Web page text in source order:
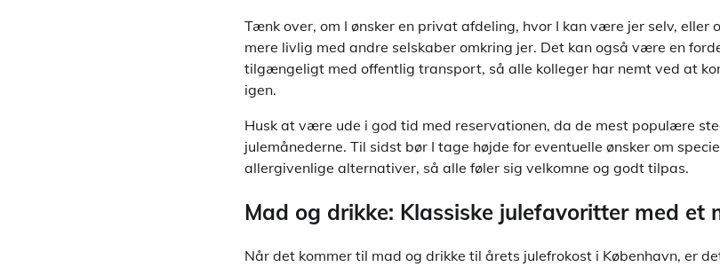
Tænk over, om I ønsker en privat afdeling, hvor I kan være jer selv, eller
mere livlig med andre selskaber omkring jer. Det kan også være en
tilgængeligt med offentlig transport, så alle kolleger har nemt ved at
igen.
Husk at være ude i god tid med reservationen, da de mest populære
julemånederne. Til sidst bør I tage højde for eventuelle ønsker om
allergivenlige alternativer, så alle føler sig velkomne og godt tilpas.
Mad og drikke: Klassiske julefavoritter med et
Når det kommer til mad og drikke til årets julefrokost i København, er